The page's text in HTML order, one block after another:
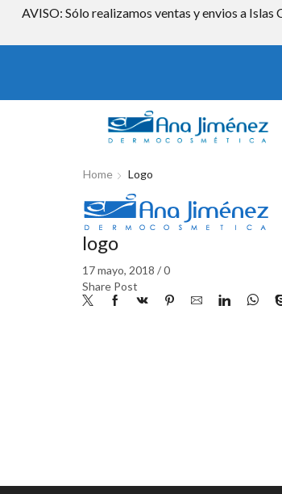
AVISO: Sólo realizamos ventas y envios a
Home Logo
logo
17 mayo, 2018 /0
Share Post